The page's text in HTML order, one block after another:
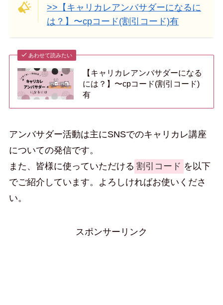
>>【キャリカレアンバサダーになるに
は？】〜cpコード(割引コード)有
あわせて読みたい
【キャリカレアンバサダーになる
には？】〜cpコード(割引コード)
有
アンバサダー活動は主にSNSでのキャリカレ講座
についての発信です。
また、皆様に使っていただける 割引コード を以下
でご紹介しています。よろしければお使いくださ
い。
スポンサーリンク